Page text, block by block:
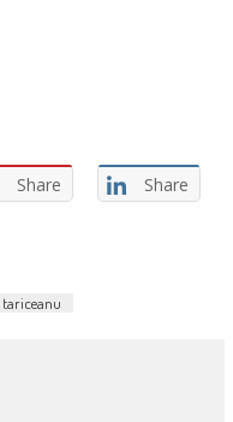
Share Share
tariceanu